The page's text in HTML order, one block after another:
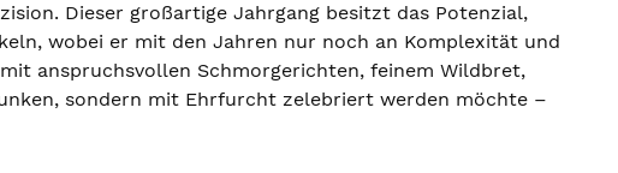
Dieser großartige Jahrgang besitzt das Potenzial,
wobei er mit den Jahren nur noch an Komplexität und
anspruchsvollen Schmorgerichten, feinem Wildbret,
sondern mit Ehrfurcht zelebriert werden möchte –